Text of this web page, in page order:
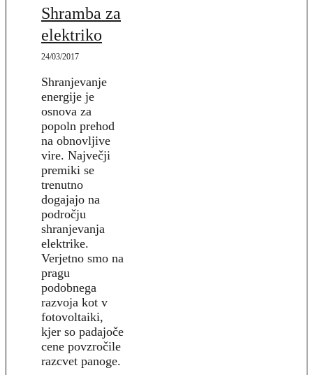
Shramba za
elektriko
24/03/2017
Shranjevanje
energije je
osnova za
popoln prehod
na obnovljive
vire. Največji
premiki se
trenutno
dogajajo na
področju
shranjevanja
elektrike.
Verjetno smo na
pragu
podobnega
razvoja kot v
fotovoltaiki,
kjer so padajoče
cene povzročile
razcvet panoge.